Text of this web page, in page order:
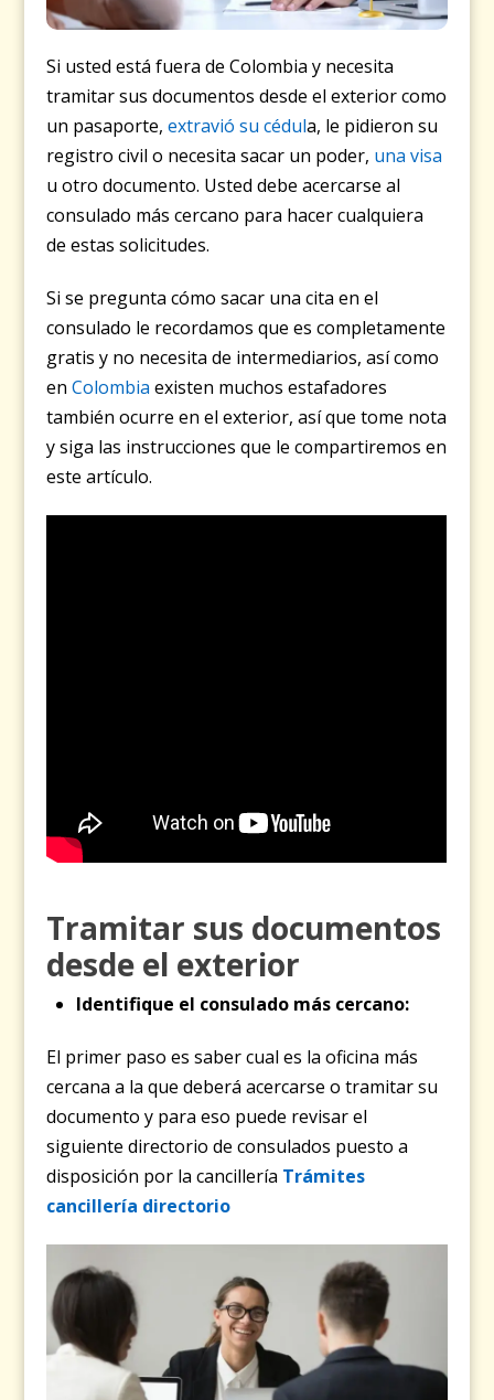
Si usted está fuera de Colombia y necesita
tramitar sus documentos desde el exterior como
un pasaporte, extravió su cédula, le pidieron su
registro civil o necesita sacar un poder, una visa
u otro documento. Usted debe acercarse al
consulado más cercano para hacer cualquiera
de estas solicitudes.
Si se pregunta cómo sacar una cita en el
consulado le recordamos que es completamente
gratis y no necesita de intermediarios, así como
enColombia existen muchos estafadores
también ocurre en el exterior, así que tome nota
y siga las instrucciones que le compartiremos en
este artículo.
Tramitar sus documentos
desde el exterior
Identifique el consulado más cercano:
El primer paso es saber cual es la oficina más
cercana a la que deberá acercarse o tramitar su
documento y para eso puede revisar el
siguiente directorio de consulados puesto a
disposición por la cancillería Trámites
cancillería directorio